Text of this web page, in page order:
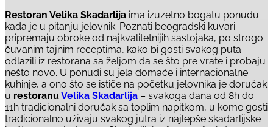
Restoran Velika Skadarlija ima izuzetno bogatu ponudu
kada je u pitanju jelovnik. Poznati beogradski kuvari
pripremaju obroke od najkvalitetnijih sastojaka, po strogo
čuvanim tajnim receptima, kako bi gosti svakog puta
odlazili iz restorana sa željom da se što pre vrate i probaju
nešto novo. U ponudi su jela domaće i internacionalne
kuhinje, a ono što se ističe na početku jelovnika je doručak
u restoranuVelika Skadarlija – svakoga dana od 8h do
11h tradicionalni doručak sa toplim napitkom, u kome gosti
tradicionalno uživaju svakog jutra iz najlepše skadarlijske